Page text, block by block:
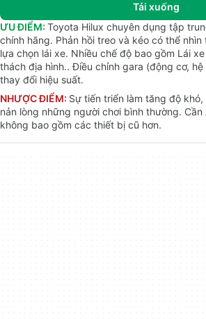
Tải xuống
ƯU ĐIỂM: Toyota Hilux chuyên dụng tập
chính hãng. Phản hồi treo và kéo có thể
lựa chọn lái xe. Nhiều chế độ bao gồm Lái
thách địa hình.. Điều chỉnh gara (động cơ,
thay đổi hiệu suất.
NHƯỢC ĐIỂM: Sự tiến triển làm tăng độ
nản lòng những người chơi bình thường.
không bao gồm các thiết bị cũ hơn.